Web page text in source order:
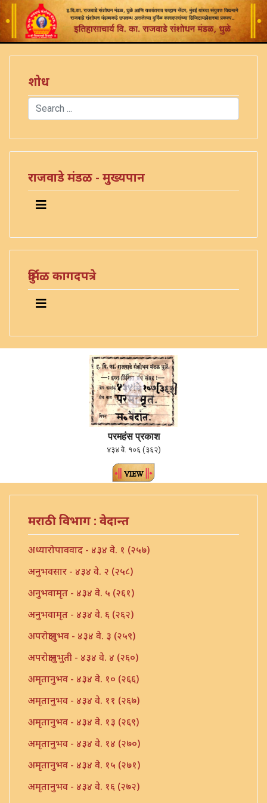
शोध
Search
राजवाडे मंडळ - मुख्यपान
दुर्मिळ कागदपत्रे
परमहंस प्रकाश
४३४ वे. १०६ (३६२)
मराठी विभाग : वेदान्त
अध्यारोपाववाद - ४३४ वे. १ (२५७)
अनुभवसार - ४३४ वे. २ (२५८)
अनुभवामृत - ४३४ वे. ५ (२६१)
अनुभवामृत - ४३४ वे. ६ (२६२)
अपरोक्षानुभव - ४३४ वे. ३ (२५९)
अपरोक्षानुभुती - ४३४ वे. ४ (२६०)
अमृतानुभव - ४३४ वे. १० (२६६)
अमृतानुभव - ४३४ वे. ११ (२६७)
अमृतानुभव - ४३४ वे. १३ (२६९)
अमृतानुभव - ४३४ वे. १४ (२७०)
अमृतानुभव - ४३४ वे. १५ (२७१)
अमृतानुभव - ४३४ वे. १६ (२७२)